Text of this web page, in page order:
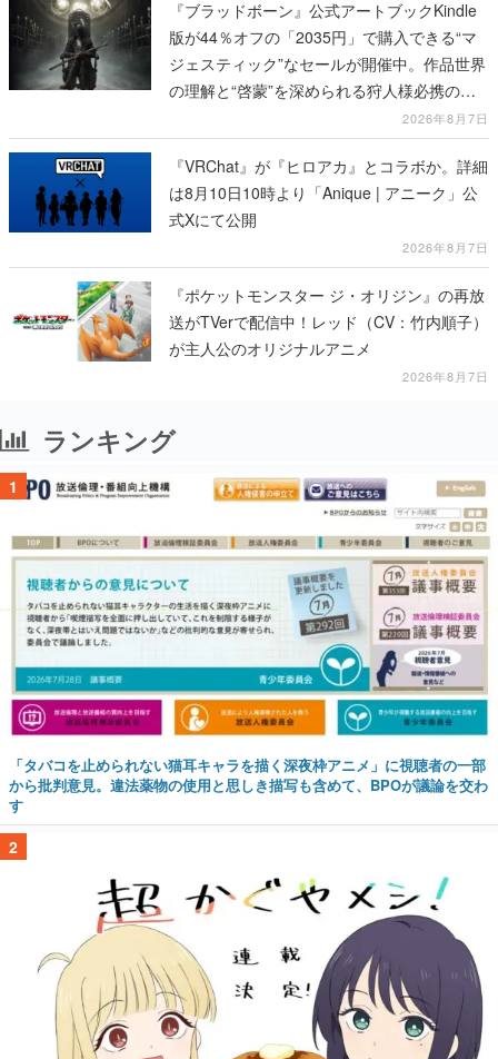
『ブラッドボーン』公式アートブックKindle
版が44％オフの「2035円」で購入できる“マ
ジェスティック”なセールが開催中。作品世界
の理解と“啓蒙”を深められる狩人様必携の一
2026年8月7日
『VRChat』が『ヒロアカ』とコラボか。詳細
は8月10日10時より「Anique | アニーク」公
式Xにて公開
2026年8月7日
『ポケットモンスター ジ・オリジン』の再放
送がTVerで配信中！レッド（CV：竹内順子）
が主人公のオリジナルアニメ
2026年8月7日
ランキング
1
「タバコを止められない猫耳キャラを描く深夜枠アニメ」に視聴者の一部
から批判意見。違法薬物の使用と思しき描写も含めて、BPOが議論を交わ
す
2